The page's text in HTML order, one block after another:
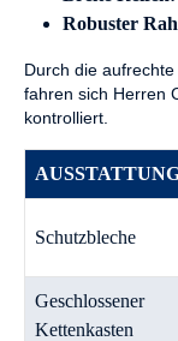
Robuster
Durch die
fahren sich Herren
kontrolliert.
Schutzbleche
Geschlossener
Kettenkasten